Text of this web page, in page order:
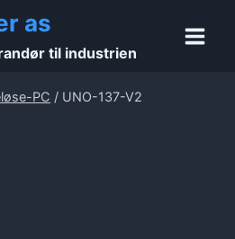
as
til industrien
PC / UNO-137-V2